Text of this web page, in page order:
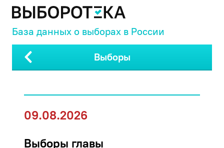
База данных о выборах в России
Выборы
09.08.2026
Выборы главы